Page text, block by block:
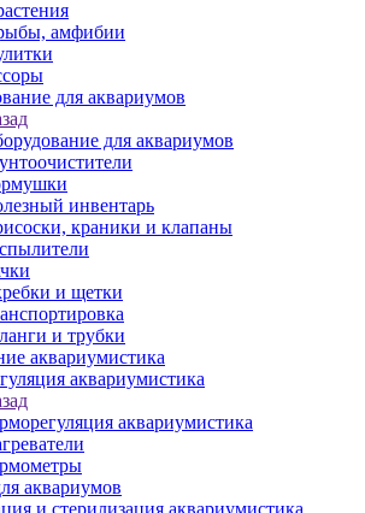
амфибии
для аквариумов
для аквариумов
инвентарь
краники и клапаны
и щетки
и трубки
аквариумистика
аквариумистика
аквариумистика
аквариумов
и стерилизация аквариумистика